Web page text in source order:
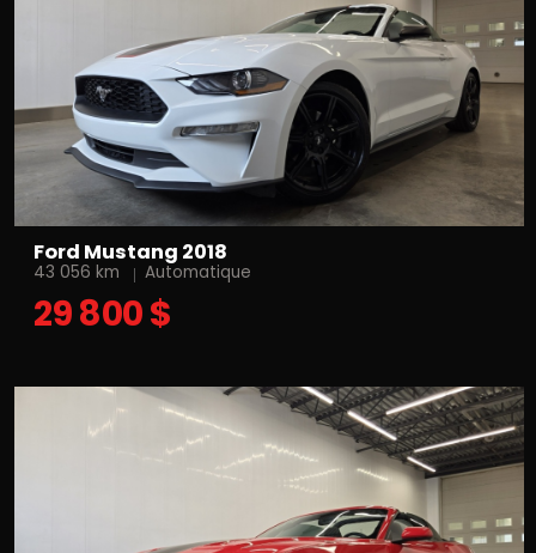
Ford Mustang 2018
43 056 km Automatique
29 800 $